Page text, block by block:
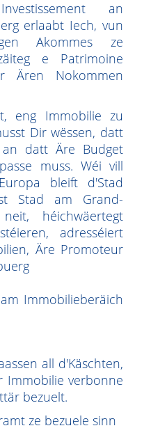
an
erlaabt Iech, vun
Akommes ze
e Patrimoine
Ären Nokommen
eng Immobilie zu
Dir wëssen, datt
datt Äre Budget
muss. Wéi vill
bleift d'Stad
Stad am Grand-
héichwäertegt
adresséiert
Äre Promoteur
Immobilieberäich
all d'Käschten,
Immobilie verbonne
bezuelt.
ze bezuele sinn